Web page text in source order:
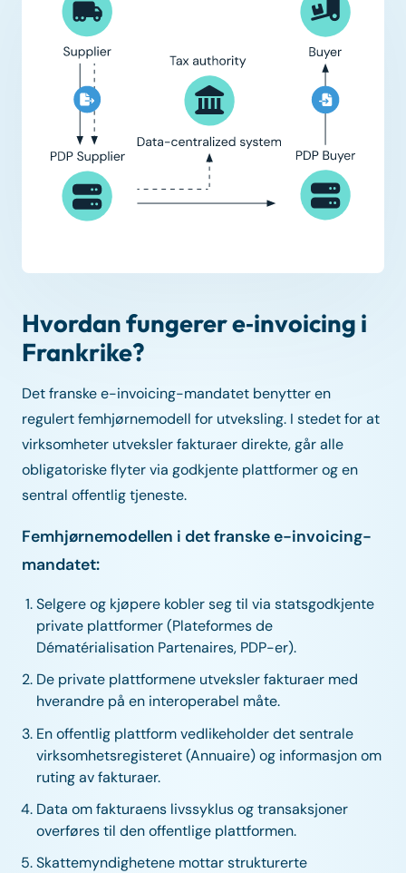
Hvordan fungerer e‑invoicing i
Frankrike?
Det franske e-invoicing-mandatet benytter en
regulert femhjørnemodell for utveksling. I stedet for at
virksomheter utveksler fakturaer direkte, går alle
obligatoriske flyter via godkjente plattformer og en
sentral offentlig tjeneste.
Femhjørnemodellen i det franske e-invoicing-
mandatet:
Selgere og kjøpere kobler seg til via statsgodkjente
private plattformer (Plateformes de
Dématérialisation Partenaires, PDP-er).
De private plattformene utveksler fakturaer med
hverandre på en interoperabel måte.
En offentlig plattform vedlikeholder det sentrale
virksomhetsregisteret (Annuaire) og informasjon om
ruting av fakturaer.
Data om fakturaens livssyklus og transaksjoner
overføres til den offentlige plattformen.
Skattemyndighetene mottar strukturerte